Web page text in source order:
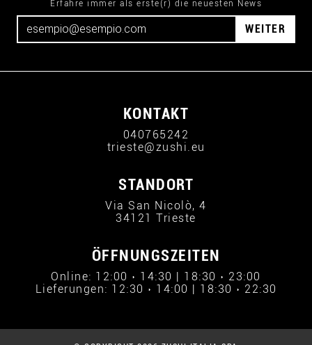
Erfahre immer als erste(r) die neuesten News
WEITER
KONTAKT
040765242
trieste@zushi.eu
STANDORT
Via San Nicolò, 4
34121 Trieste
ÖFFNUNGSZEITEN
Online: 12:00 › 14:30 | 18:30 › 23:00
Lieferungen: 12:30 › 14:00 | 18:30 › 22:30